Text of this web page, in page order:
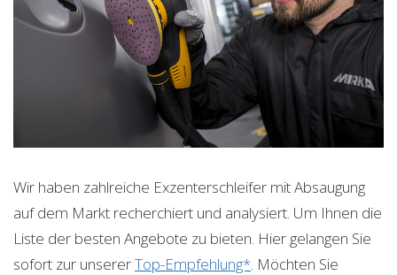
Wir haben zahlreiche Exzenterschleifer mit Absaugung
auf dem Markt recherchiert und analysiert. Um Ihnen die
Liste der besten Angebote zu bieten. Hier gelangen Sie
sofort zur unsererTop-Empfehlung*. Möchten Sie